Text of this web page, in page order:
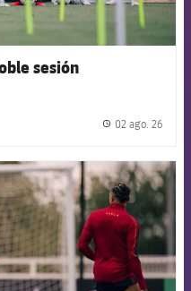
sesión
02 ago. 26
Barcelona badge